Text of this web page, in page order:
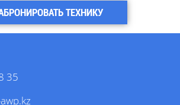
ТЕХНИКУ
35